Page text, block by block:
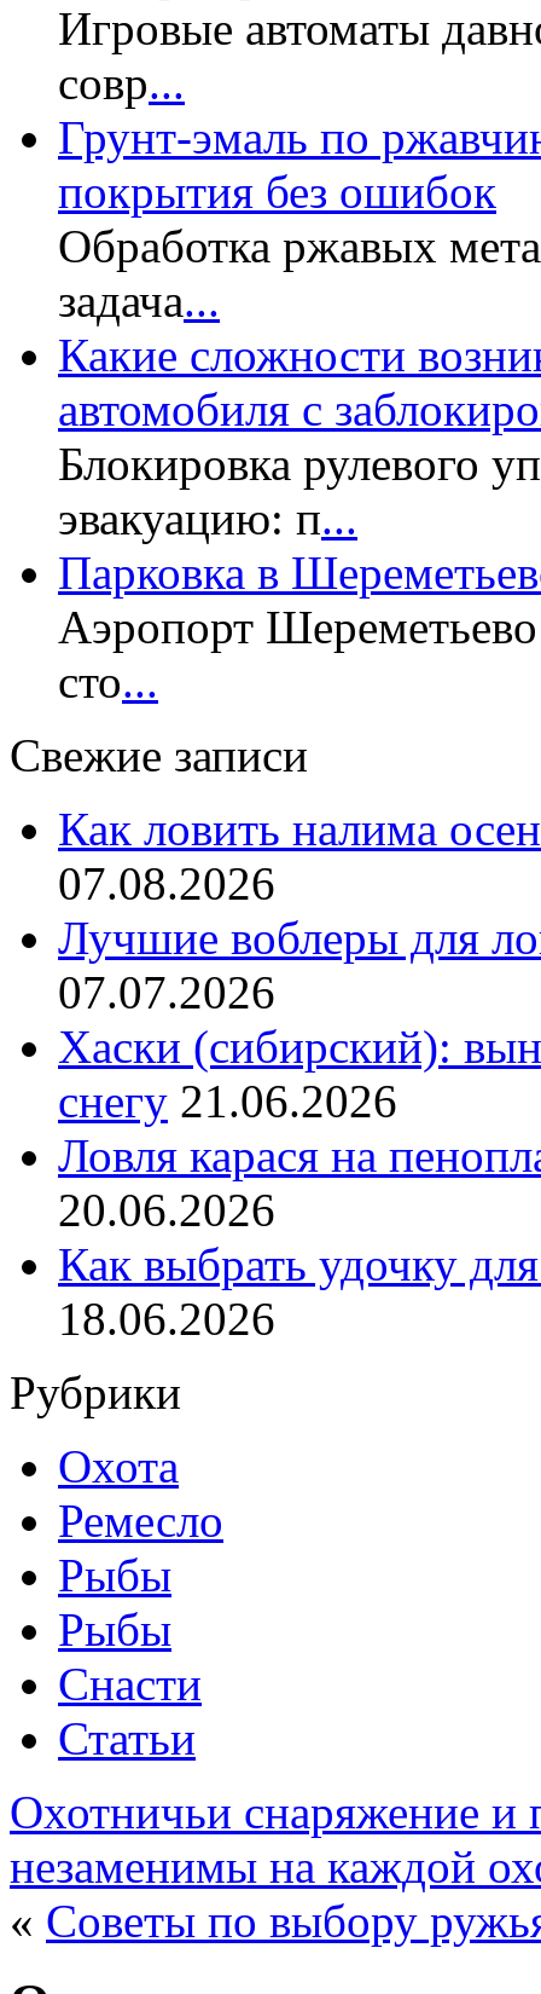
Игровые автоматы
совр...
Грунт-эмаль по
покрытия без ошибок
Обработка ржавых
задача...
Какие сложности
автомобиля с
Блокировка рулевого
эвакуацию: п...
Парковка в
Аэропорт Шереметьево
сто...
Свежие записи
Как ловить налима
07.08.2026
Лучшие воблеры для
07.07.2026
Хаски (сибирский):
снегу 21.06.2026
Ловля карася на
20.06.2026
Как выбрать удочку
18.06.2026
Рубрики
Охота
Ремесло
Рыбы
Рыбы
Снасти
Статьи
Охотничьи снаряжение и
незаменимы на каждой
« Советы по выбору